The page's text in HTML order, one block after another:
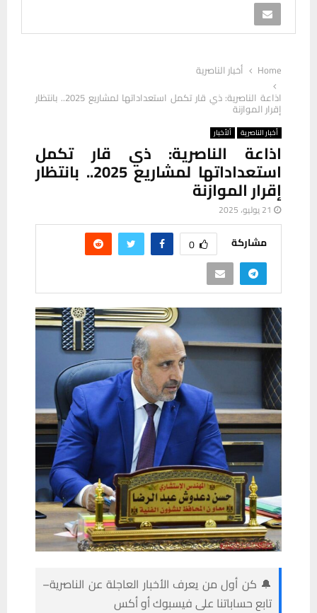
Home
أخبار الناصرية
اذاعة الناصرية: ذي قار تكمل استعداداتها لمشاريع 2025.. بانتظار
إقرار الموازنة
أخبار الناصرية ألأخبار
اذاعة الناصرية: ذي قار تكمل
استعداداتها لمشاريع 2025.. بانتظار
إقرار الموازنة
21 يوليو، 2025
مشاركة 0
🔔 كن أول من يعرف الأخبار العاجلة عن الناصرية–
تابع حساباتنا على فيسبوك أو أكس